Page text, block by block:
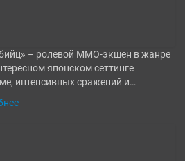
– ролевой MMO-экшен в жанре
японском сеттинге
интенсивных сражений и…